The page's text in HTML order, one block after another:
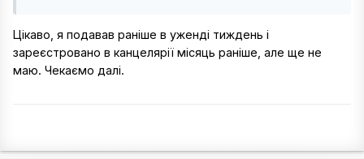
Цікаво, я подавав раніше в уженді тиждень і
зареєстровано в канцелярії місяць раніше, але ще не
маю. Чекаємо далі.